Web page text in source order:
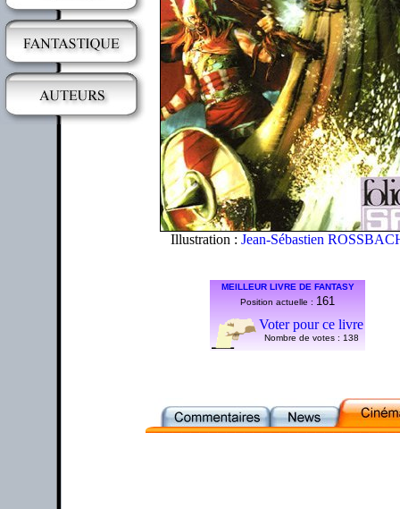
Illustration : Jean-Sébastien
MEILLEUR LIVRE DE FANTASY
Position actuelle : 161
Voter pour ce livre
Nombre de votes : 138